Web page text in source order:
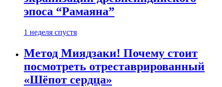
эпоса “Рамаяна”
1 неделя спустя
Метод Миядзаки! Почему стоит
посмотреть отреставрированный
«Шёпот сердца»